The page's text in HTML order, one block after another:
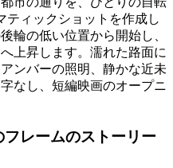
ティックショットを作成し
輪の低い位置から開始し、
上昇します。濡れた路面に
ンバーの照明、静かな近未
なし、短編映画のオープニ
レームのストーリー